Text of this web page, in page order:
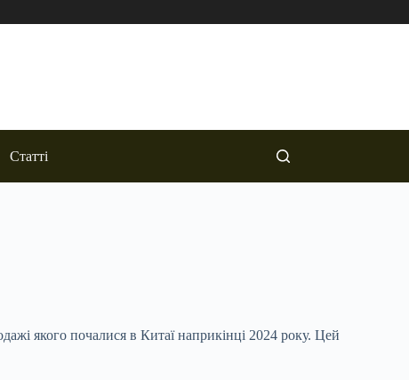
Статті
якого почалися в Китаї наприкінці 2024 року. Цей